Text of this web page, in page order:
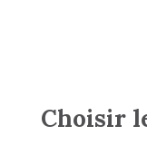
Choisir